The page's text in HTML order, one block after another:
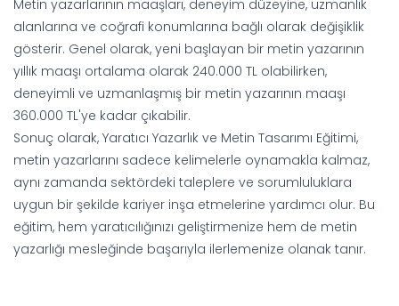
Metin yazarlarının maaşları, deneyim düzeyine, uzmanlık
alanlarına ve coğrafi konumlarına bağlı olarak değişiklik
gösterir. Genel olarak, yeni başlayan bir metin yazarının
yıllık maaşı ortalama olarak 240.000 TL olabilirken,
deneyimli ve uzmanlaşmış bir metin yazarının maaşı
360.000 TL'ye kadar çıkabilir.
Sonuç olarak, Yaratıcı Yazarlık ve Metin Tasarımı Eğitimi,
metin yazarlarını sadece kelimelerle oynamakla kalmaz,
aynı zamanda sektördeki taleplere ve sorumluluklara
uygun bir şekilde kariyer inşa etmelerine yardımcı olur. Bu
eğitim, hem yaratıcılığınızı geliştirmenize hem de metin
yazarlığı mesleğinde başarıyla ilerlemenize olanak tanır.